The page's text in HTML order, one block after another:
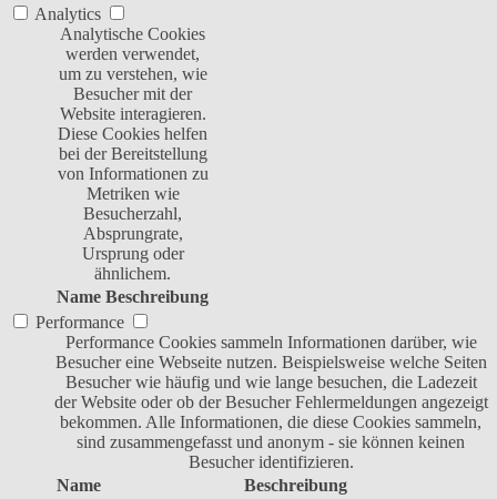
Analytics
Analytische Cookies
werden verwendet,
um zu verstehen, wie
Besucher mit der
Website interagieren.
Diese Cookies helfen
bei der Bereitstellung
von Informationen zu
Metriken wie
Besucherzahl,
Absprungrate,
Ursprung oder
ähnlichem.
Name Beschreibung
Performance
Performance Cookies sammeln Informationen darüber, wie
Besucher eine Webseite nutzen. Beispielsweise welche Seiten
Besucher wie häufig und wie lange besuchen, die Ladezeit
der Website oder ob der Besucher Fehlermeldungen angezeigt
bekommen. Alle Informationen, die diese Cookies sammeln,
sind zusammengefasst und anonym - sie können keinen
Besucher identifizieren.
Name
Beschreibung